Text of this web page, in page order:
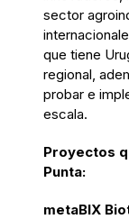
sector
que tiene
regional,
probar e
escala.
Proyectos
Punta:
metaBIX